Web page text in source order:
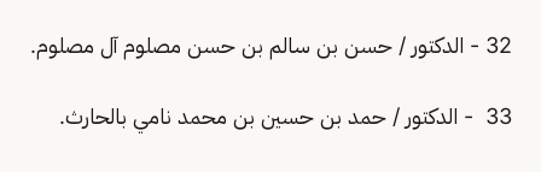
32 - الدكتور / حسن بن سالم بن حسن مصلوم آل مصلوم.
33 - الدكتور / حمد بن حسين بن محمد نامي بالحارث.